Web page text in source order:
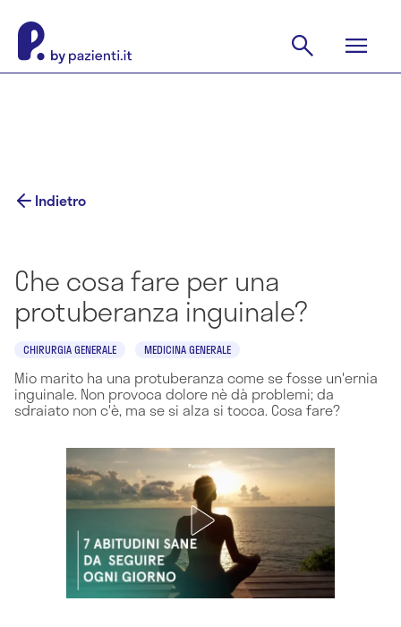
Indietro
Che cosa fare per una
protuberanza inguinale?
CHIRURGIA GENERALE MEDICINA GENERALE
Mio marito ha una protuberanza come se fosse un'ernia
inguinale. Non provoca dolore nè dà problemi; da
sdraiato non c'è, ma se si alza si tocca. Cosa fare?